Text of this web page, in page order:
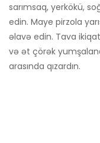
sarımsaq, yerkökü,
edin. Maye pirzola
əlavə edin. Tava
və ət çörək
arasında qızardın.